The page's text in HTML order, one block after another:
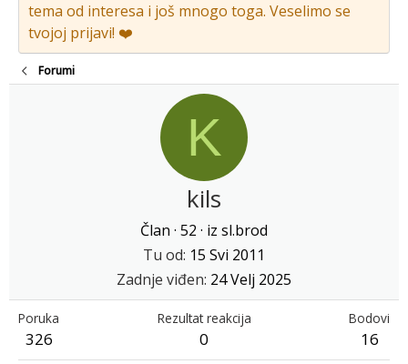
tema od interesa i još mnogo toga. Veselimo se
tvojoj prijavi! ❤️
Forumi
K
kils
Član · 52 · iz sl.brod
Tu od 15 Svi 2011
Zadnje viđen 24 Velj 2025
Poruka
326
Rezultat reakcija
0
Bodovi
16